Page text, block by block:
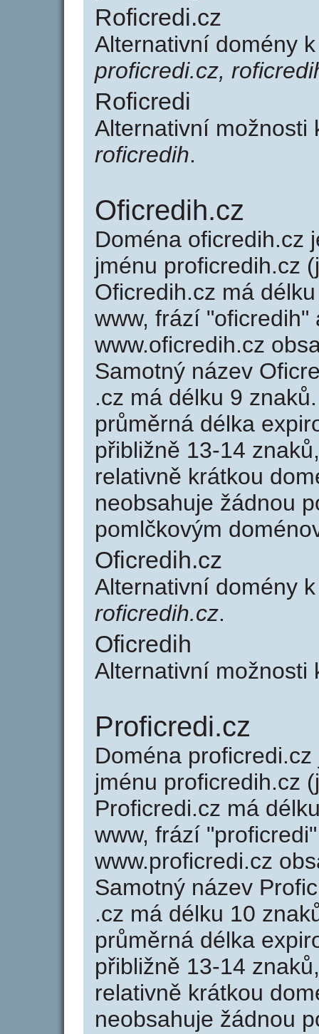
Roficredi.cz
Alternativní domény
proficredi.cz,
Roficredi
Alternativní
roficredih.
Oficredih.cz
Doména oficredih.cz
jménu proficredih.cz
Oficredih.cz má
www, frází
www.oficredih.cz
Samotný název
.cz má délku 9
průměrná délka
přibližně 13-14
relativně krátkou
neobsahuje žádnou
pomlčkovým
Oficredih.cz
Alternativní domény
roficredih.cz.
Oficredih
Alternativní
Proficredi.cz
Doména
jménu proficredih.cz
Proficredi.cz má
www, frází
www.proficredi.cz
Samotný název
.cz má délku 10
průměrná délka
přibližně 13-14
relativně krátkou
neobsahuje žádnou